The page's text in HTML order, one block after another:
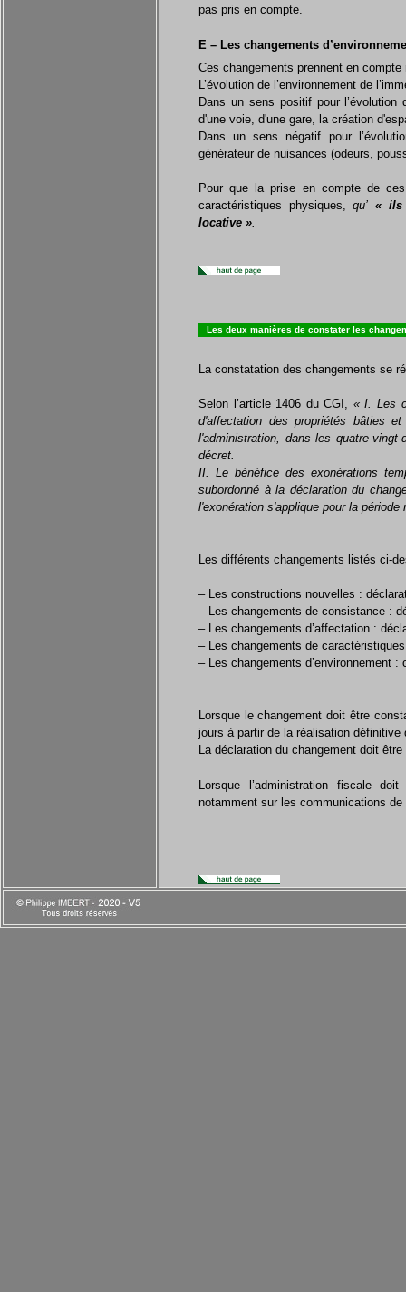
pas pris en compte.
E – Les changements
Ces changements prennent en
L’évolution de l’environnement de
Dans un sens positif pour
d'une voie, d'une gare, la création
Dans un sens négatif pour
générateur de nuisances (odeurs,
Pour que la prise en compte de
caractéristiques physiques,qu’ « ils
locative ».
Les deux manières de constater les
La constatation des changements se
Selon l’article 1406 du CGI, « I. Les
d'affectation des propriétés bâties
l'administration, dans les quatre-
décret.
II. Le bénéfice des exonérations
subordonné à la déclaration du
l'exonération s'applique pour la
Les différents changements listés ci-
– Les constructions nouvelles :
– Les changements de consistance :
– Les changements d’affectation :
– Les changements de
– Les changements d’environnement :
Lorsque le changement doit être
jours à partir de la réalisation définitive
La déclaration du changement doit
Lorsque l’administration fiscale
notamment sur les communications